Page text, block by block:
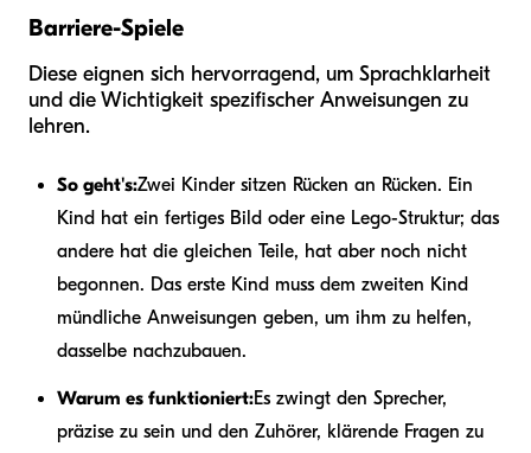
Barriere-Spiele
Diese eignen sich hervorragend, um Sprachklarheit
und die Wichtigkeit spezifischer Anweisungen zu
lehren.
So geht's:Zwei Kinder sitzen Rücken an Rücken. Ein
Kind hat ein fertiges Bild oder eine Lego-Struktur; das
andere hat die gleichen Teile, hat aber noch nicht
begonnen. Das erste Kind muss dem zweiten Kind
mündliche Anweisungen geben, um ihm zu helfen,
dasselbe nachzubauen.
Warum es funktioniert:Es zwingt den Sprecher,
präzise zu sein und den Zuhörer, klärende Fragen zu